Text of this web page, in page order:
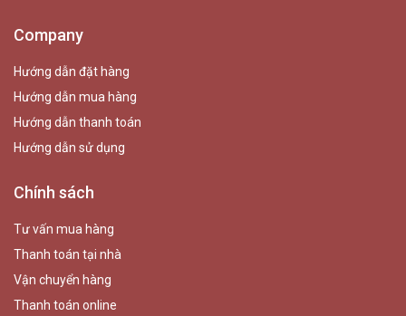
Company
Hướng dẫn đặt hàng
Hướng dẫn mua hàng
Hướng dẫn thanh toán
Hướng dẫn sử dụng
Chính sách
Tư vấn mua hàng
Thanh toán tại nhà
Vận chuyển hàng
Thanh toán online